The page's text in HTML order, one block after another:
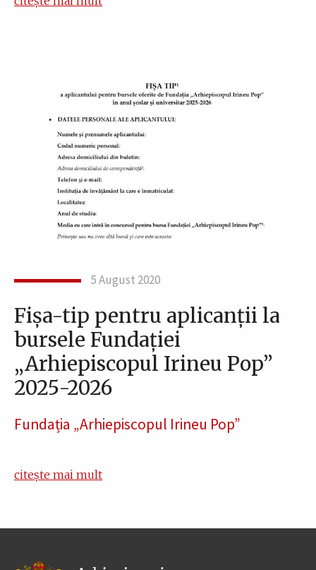
5 August 2020
Fișa-tip pentru aplicanții la
bursele Fundației
„Arhiepiscopul Irineu Pop”
2025-2026
Fundația „Arhiepiscopul Irineu Pop”
citește mai mult